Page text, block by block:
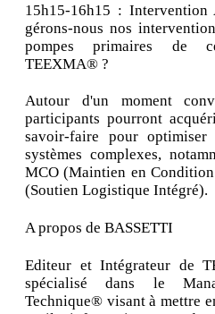
15h15-16h15 : Intervention
gérons-nous nos
pompes primaires de
TEEXMA® ?
Autour d'un moment
participants pourront
savoir-faire pour
systèmes complexes,
MCO (Maintien en
(Soutien Logistique Intégré).
A propos de BASSETTI
Editeur et Intégrateur de
spécialisé dans le
Technique® visant à mettre